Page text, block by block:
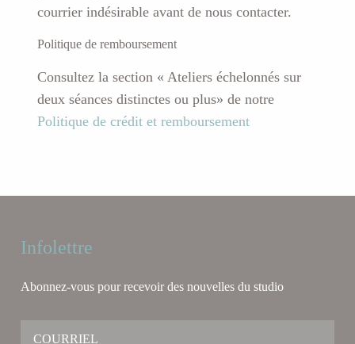
courrier indésirable avant de nous contacter.
Politique de remboursement
Consultez la section « Ateliers échelonnés sur
deux séances distinctes ou plus» de notre
Politique de crédit et remboursement
Infolettre
Abonnez-vous pour recevoir des nouvelles du studio